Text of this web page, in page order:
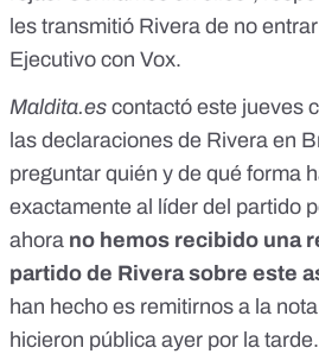
les transmitió Rivera de no
Ejecutivo con Vox.
Maldita.es contactó este jueves
las declaraciones de Rivera en
preguntar quién y de qué forma
exactamente al líder del partido
ahora no hemos recibido una
partido de Rivera sobre este
han hecho es remitirnos a la
hicieron pública ayer por la tarde.